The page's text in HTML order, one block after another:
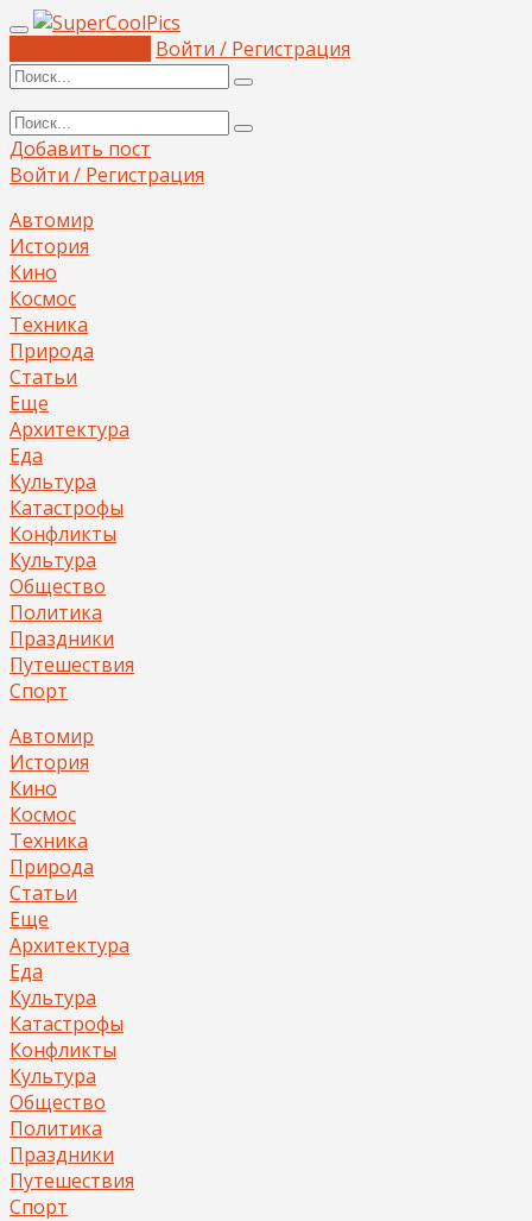
Войти / Регистрация
Добавить пост
Войти / Регистрация
Автомир
История
Кино
Космос
Техника
Природа
Статьи
Еще
Архитектура
Еда
Культура
Катастрофы
Конфликты
Культура
Общество
Политика
Праздники
Путешествия
Спорт
Автомир
История
Кино
Космос
Техника
Природа
Статьи
Еще
Архитектура
Еда
Культура
Катастрофы
Конфликты
Культура
Общество
Политика
Праздники
Путешествия
Спорт